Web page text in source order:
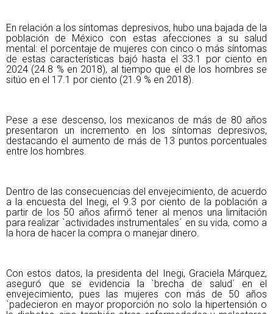
En relación a los síntomas depresivos, hubo una bajada de la
población de México con estas afecciones a su salud
mental: el porcentaje de mujeres con cinco o más síntomas
de estas características bajó hasta el 33.1 por ciento en
2024 (24.8 % en 2018), al tiempo que el de los hombres se
sitúo en el 17.1 por ciento (21.9 % en 2018).
Pese a ese descenso, los mexicanos de más de 80 años
presentaron un incremento en los síntomas depresivos,
destacando el aumento de más de 13 puntos porcentuales
entre los hombres.
Dentro de las consecuencias del envejecimiento, de acuerdo
a la encuesta del Inegi, el 9.3 por ciento de la población a
partir de los 50 años afirmó tener al menos una limitación
para realizar `actividades instrumentales´ en su vida, como a
la hora de hacer la compra o manejar dinero.
Con estos datos, la presidenta del Inegi, Graciela Márquez,
aseguró que se evidencia la `brecha de salud´ en el
envejecimiento, pues las mujeres con más de 50 años
`padecieron en mayor proporción no solo la hipertensión o